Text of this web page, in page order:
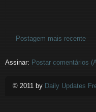
Postagem mais recente
Assinar: Postar comentários
© 2011 by Daily Updates